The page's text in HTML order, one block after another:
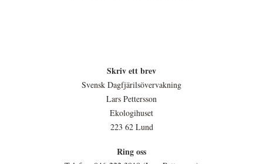
Skriv ett brev
Svensk Dagfjärilsövervakning
Lars Pettersson
Ekologihuset
223 62 Lund
Ring oss